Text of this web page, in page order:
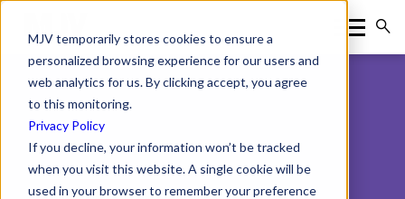
MJV temporarily stores cookies to ensure a
personalized browsing experience for our users and
web analytics for us. By clicking accept, you agree
to this monitoring.
Privacy Policy
If you decline, your information won’t be tracked
when you visit this website. A single cookie will be
used in your browser to remember your preference